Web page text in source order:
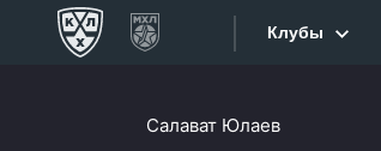
Клубы
Салават Юлаев